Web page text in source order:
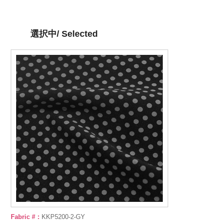
選択中/ Selected
Fabric #： KKP5200-2-GY